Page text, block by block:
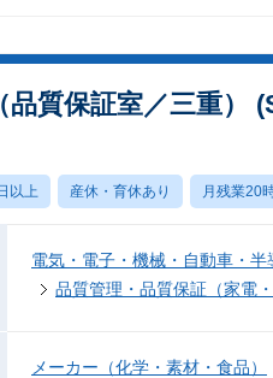
質保証室／三重）
以上 産休・育休あり 月残業20
電気・電子・機械・自動車・半
品質管理・品質保証（家電
メーカー（化学・素材・食品）